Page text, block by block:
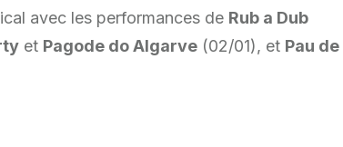
avec les performances de Rub a Dub
et Pagode do Algarve (02/01), et Pau de